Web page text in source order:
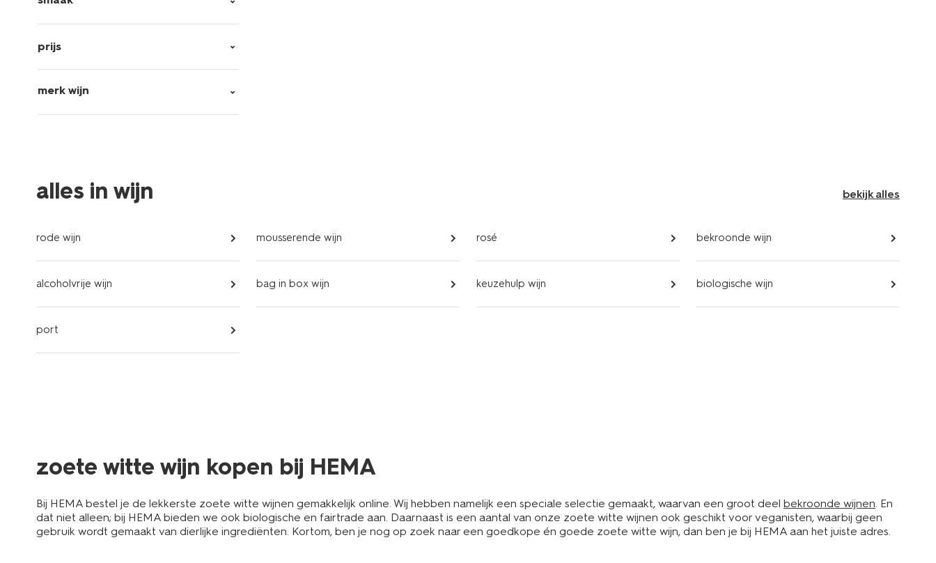
prijs
merk wijn
alles in wijn bekijk alles
rode wijn mousserende wijn rosé bekroonde wijn
alcoholvrije wijn bag in box wijn keuzehulp wijn biologische wijn
port
zoete witte wijn kopen bij HEMA
Bij HEMA bestel je de lekkerste zoete witte wijnen gemakkelijk online. Wij hebben namelijk een speciale selectie gemaakt, waarvan een groot deel bekroonde wijnen. En
dat niet alleen; bij HEMA bieden we ook biologische en fairtrade aan. Daarnaast is een aantal van onze zoete witte wijnen ook geschikt voor veganisten, waarbij geen
gebruik wordt gemaakt van dierlijke ingrediënten. Kortom, ben je nog op zoek naar een goedkope én goede zoete witte wijn, dan ben je bij HEMA aan het juiste adres.